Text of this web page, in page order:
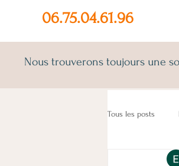
06.75.04.61.96
Nous trouverons toujours une
Tous les posts